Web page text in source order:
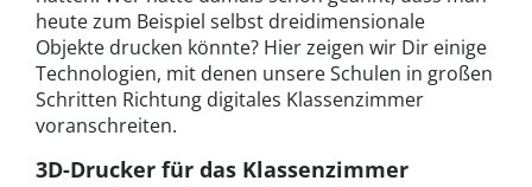
heute zum Beispiel selbst dreidimensionale
Objekte drucken könnte? Hier zeigen wir Dir einige
Technologien, mit denen unsere Schulen in großen
Schritten Richtung digitales Klassenzimmer
voranschreiten.
3D-Drucker für das Klassenzimmer